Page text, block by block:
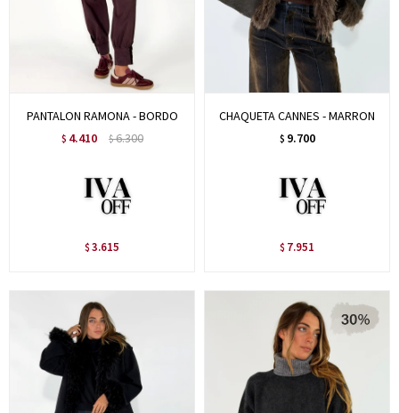
PANTALON RAMONA - BORDO
$ 4.410 $6.300
$ 3.615
CHAQUETA CANNES - MARRON
$ 9.700
$ 7.951